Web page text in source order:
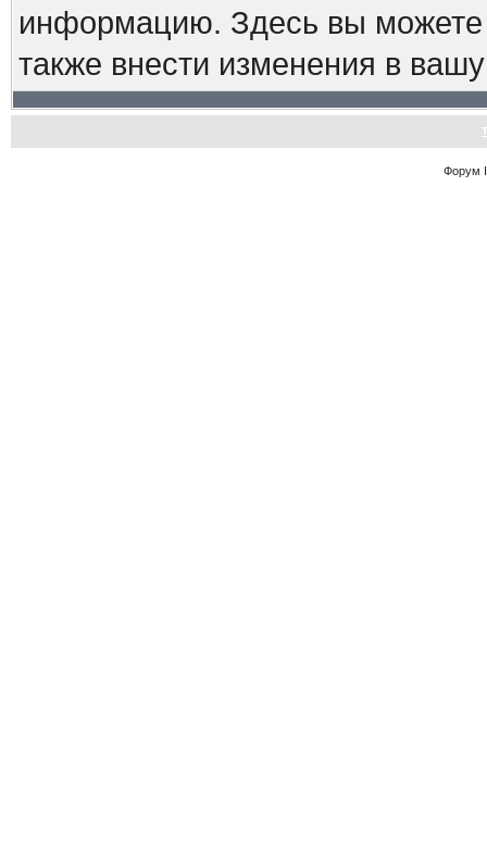
информацию. Здесь вы можете
также внести изменения в
Форум